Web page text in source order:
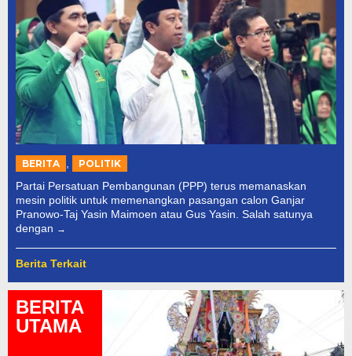
BERITA POLITIK
Partai Persatuan Pembangunan (PPP) terus memanaskan
mesin politik untuk memenangkan pasangan calon Ganjar
Pranowo-Taj Yasin Maimoen atau Gus Yasin. Salah satunya
dengan
Berita Terkait
BERITA
UTAMA